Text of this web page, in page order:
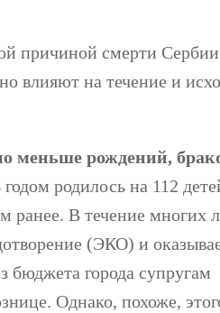
причиной смерти
влияют на течение и
меньше рождений,
родилось на 112
В течение многих
(ЭКО) и
бюджета города супругам
Однако, похоже,